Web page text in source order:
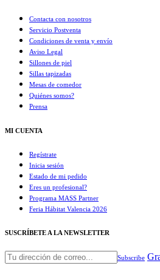
Contacta con nosotros
Servicio Postventa
Condiciones de venta y envío
Aviso Legal
Sillones de piel
Sillas tapizadas
Mesas de comedor
Quiénes somos?
Prensa
MI CUENTA
Regístrate
Inicia sesión
Estado de mi pedido
Eres un profesional?
Programa MASS Partner
Feria Hábitat Valencia 2026​
SUSCRÍBETE A LA NEWSLETTER
Subscribe